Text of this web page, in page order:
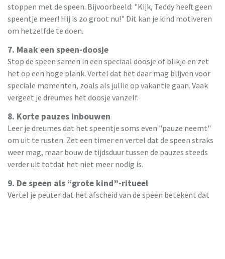
stoppen met de speen. Bijvoorbeeld: "Kijk, Teddy heeft geen
speentje meer! Hij is zo groot nu!" Dit kan je kind motiveren
om hetzelfde te doen.
7. Maak een speen-doosje
Stop de speen samen in een speciaal doosje of blikje en zet
het op een hoge plank. Vertel dat het daar mag blijven voor
speciale momenten, zoals als jullie op vakantie gaan. Vaak
vergeet je dreumes het doosje vanzelf.
8. Korte pauzes inbouwen
Leer je dreumes dat het speentje soms even "pauze neemt"
om uit te rusten. Zet een timer en vertel dat de speen straks
weer mag, maar bouw de tijdsduur tussen de pauzes steeds
verder uit totdat het niet meer nodig is.
9. De speen als “grote kind”-ritueel
Vertel je peuter dat het afscheid van de speen betekent dat